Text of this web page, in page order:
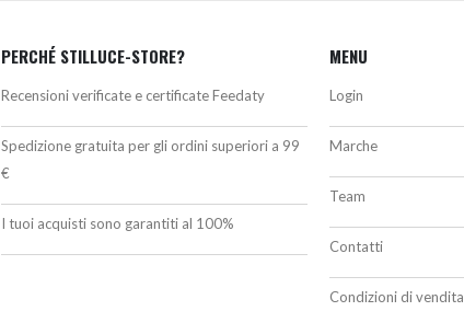
PERCHÉ STILLUCE-STORE?
Recensioni verificate e certificate Feedaty
Spedizione gratuita per gli ordini superiori a 99
€
I tuoi acquisti sono garantiti al 100%
MENU
Login
Marche
Team
Contatti
Condizioni di vendita